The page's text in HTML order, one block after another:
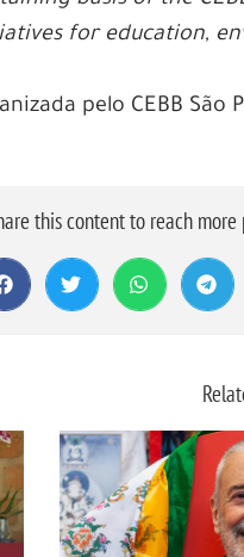
for education,
pelo CEBB São
this content to reach more